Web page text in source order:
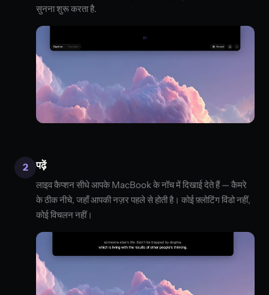
सुनना शुरू करता है.
2 पढ़ें
लाइव कैप्शन सीधे आपके MacBook के नॉच में दिखाई देते हैं — कैमरे
के ठीक नीचे, जहाँ आपकी नज़र पहले से होती है। कोई फ़्लोटिंग विंडो नहीं,
कोई विचलन नहीं।